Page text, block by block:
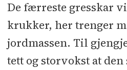
De færreste gresskar
krukker, her trenger
jordmassen. Til
tett og storvokst at